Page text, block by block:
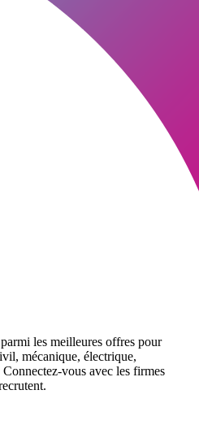
les meilleures offres pour
mécanique, électrique,
vous avec les firmes